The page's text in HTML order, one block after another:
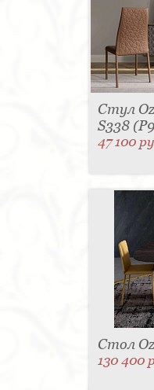
Стул
S338
47 100
Стол
130 400